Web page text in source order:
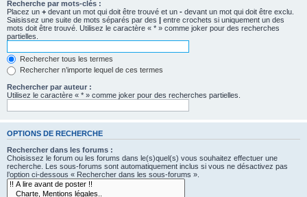
Recherche par mots-clés :
Placez un + devant un mot qui doit être trouvé et un - devant un mot qui doit être exclu.
Saisissez une suite de mots séparés par des | entre crochets si uniquement un des
mots doit être trouvé. Utilisez le caractère « * » comme joker pour des recherches
partielles.
Rechercher tous les termes
Rechercher n’importe lequel de ces termes
Rechercher par auteur :
Utilisez le caractère « * » comme joker pour des recherches partielles.
OPTIONS DE RECHERCHE
Rechercher dans les forums :
Choisissez le forum ou les forums dans le(s)quel(s) vous souhaitez effectuer une
recherche. Les sous-forums sont automatiquement inclus si vous ne désactivez pas
l’option ci-dessous « Rechercher dans les sous-forums ».